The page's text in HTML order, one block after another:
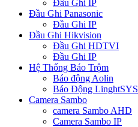
Đầu Ghi IP
Đầu Ghi Panasonic
Đầu Ghi IP
Đầu Ghi Hikvision
Đầu Ghi HDTVI
Đầu Ghi IP
Hệ Thống Báo Trộm
Báo động Aolin
Báo Động LinghtSYS
Camera Sambo
camera Sambo AHD
Camera Sambo IP